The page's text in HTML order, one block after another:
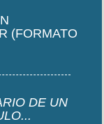
(FORMATO
DE UN